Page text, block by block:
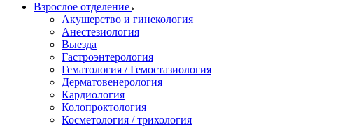
Взрослое отделение
Акушерство и гинекология
Анестезиология
Выезда
Гастроэнтерология
Гематология / Гемостазиология
Дерматовенерология
Кардиология
Колопроктология
Косметология / трихология